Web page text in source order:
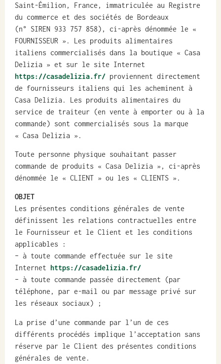
Saint-Émilion, France, immatriculée au Registre
du commerce et des sociétés de Bordeaux
(n° SIREN 933 757 858), ci-après dénommée le «
FOURNISSEUR ». Les produits alimentaires
italiens commercialisés dans la boutique « Casa
Delizia » et sur le site Internet
https://casadelizia.fr/ proviennent directement
de fournisseurs italiens qui les acheminent à
Casa Delizia. Les produits alimentaires du
service de traiteur (en vente à emporter ou à la
commande) sont commercialisés sous la marque
« Casa Delizia ».
Toute personne physique souhaitant passer
commande de produits « Casa Delizia », ci-après
dénommée le « CLIENT » ou les « CLIENTS ».
OBJET
Les présentes conditions générales de vente
définissent les relations contractuelles entre
le Fournisseur et le Client et les conditions
applicables :
– à toute commande effectuée sur le site
Internet
https://casadelizia.fr/
– à toute commande passée directement (par
téléphone, par e-mail ou par message privé sur
les réseaux sociaux) ;
La prise d’une commande par l’un de ces
différents procédés implique l’acceptation sans
réserve par le Client des présentes conditions
générales de vente.